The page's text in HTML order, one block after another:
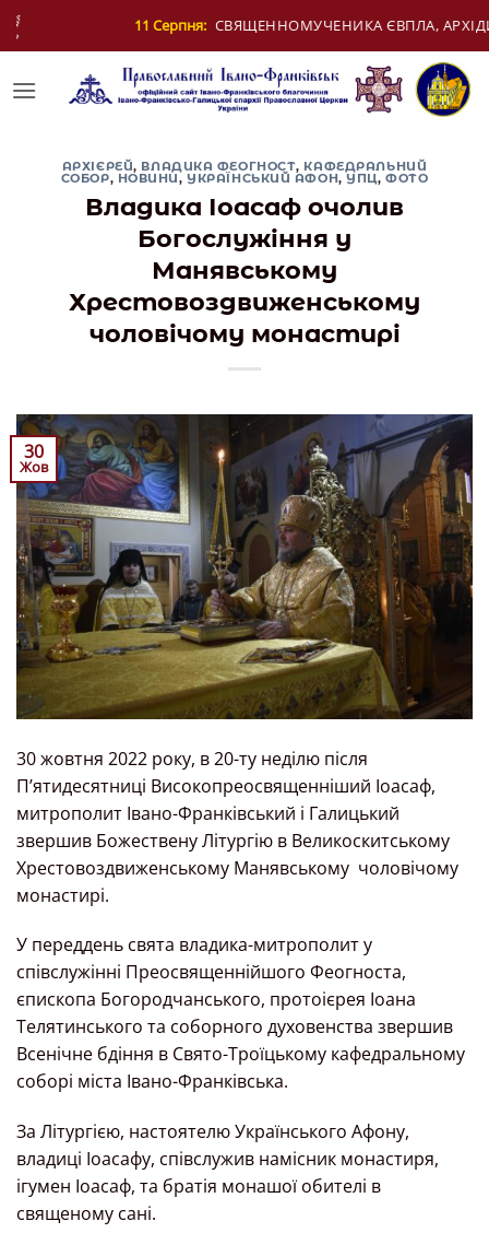
Skip
СВЯЩЕННОМУЧЕНИКА ЄВПЛА, АРХІДИЯКОНА
АРХІЄРЕЙ, ВЛАДИКА ФЕОГНОСТ, КАФЕДРАЛЬНИЙ
СОБОР, НОВИНИ,УКРАЇНСЬКИЙ АФОН,УПЦ,ФОТО
Владика Іоасаф очолив
Богослужіння у
Манявському
Хрестовоздвиженському
чоловічому монастирі
30
Жов
30 жовтня 2022 року, в 20-ту неділю після
П’ятидесятниці Високопреосвященніший Іоасаф,
митрополит Івано-Франківський і Галицький
звершив Божествену Літургію в Великоскитському
Хрестовоздвиженському Манявському чоловічому
монастирі.
У переддень свята владика-митрополит у
співслужінні Преосвященнійшого Феогноста,
єпископа Богородчанського, протоієрея Іоана
Телятинського та соборного духовенства звершив
Всенічне бдіння в Свято-Троїцькому кафедральному
соборі міста Івано-Франківська.
За Літургією, настоятелю Українського Афону,
владиці Іоасафу, співслужив намісник монастиря,
ігумен Іоасаф, та братія монашої обителі в
священому сані.